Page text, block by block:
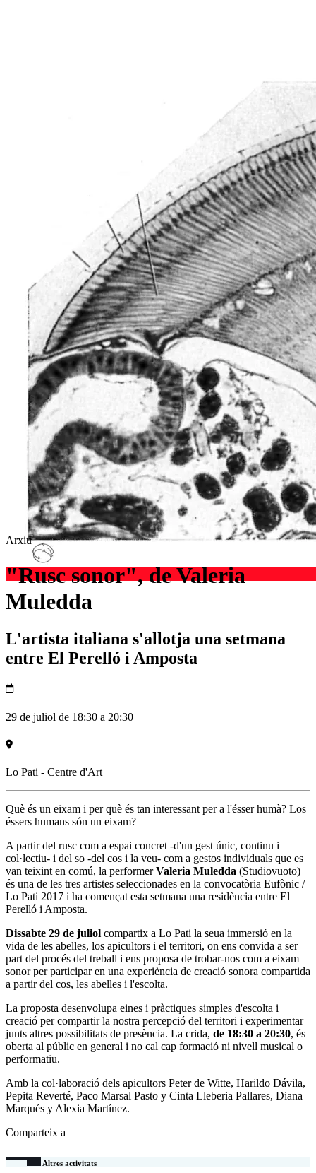
Arxiu
"Rusc sonor", de Valeria
Muledda
L'artista italiana s'allotja una setmana
entre El Perelló i Amposta
29 de juliol de 18:30 a 20:30
Lo Pati - Centre d'Art
Què és un eixam i per què és tan interessant per a l'ésser humà? Los
éssers humans són un eixam?
A partir del rusc com a espai concret -d'un gest únic, continu i
col·lectiu- i del so -del cos i la veu- com a gestos individuals que es
van teixint en comú, la performerValeria Muledda (Studiovuoto)
és una de les tres artistes seleccionades en la convocatòria Eufònic /
Lo Pati 2017 i ha començat esta setmana una residència entre El
Perelló i Amposta.
Dissabte 29 de juliol compartix a Lo Pati la seua immersió en la
vida de les abelles, los apicultors i el territori, on ens convida a ser
part del procés del treball i ens proposa de trobar-nos com a eixam
sonor per participar en una experiència de creació sonora compartida
a partir del cos, les abelles i l'escolta.
La proposta desenvolupa eines i pràctiques simples d'escolta i
creació per compartir la nostra percepció del territori i experimentar
junts altres possibilitats de presència. La crida, de 18:30 a 20:30, és
oberta al públic en general i no cal cap formació ni nivell musical o
performatiu.
Amb la col·laboració dels apicultors Peter de Witte, Harildo Dávila,
Pepita Reverté, Paco Marsal Pasto y Cinta Lleberia Pallares, Diana
Marqués y Alexia Martínez.
Comparteix a
Altres activitats